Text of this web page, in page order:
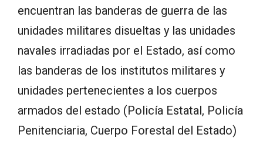
encuentran las banderas de guerra de las
unidades militares disueltas y las unidades
navales irradiadas por el Estado, así como
las banderas de los institutos militares y
unidades pertenecientes a los cuerpos
armados del estado (Policía Estatal, Policía
Penitenciaria, Cuerpo Forestal del Estado)